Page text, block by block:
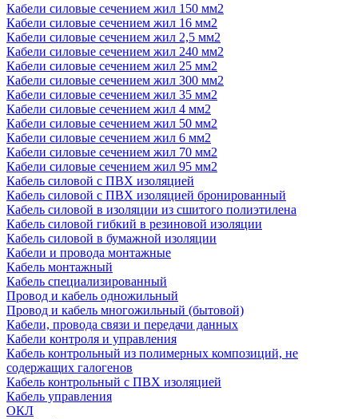
Кабели силовые сечением жил 150 мм2
Кабели силовые сечением жил 16 мм2
Кабели силовые сечением жил 2,5 мм2
Кабели силовые сечением жил 240 мм2
Кабели силовые сечением жил 25 мм2
Кабели силовые сечением жил 300 мм2
Кабели силовые сечением жил 35 мм2
Кабели силовые сечением жил 4 мм2
Кабели силовые сечением жил 50 мм2
Кабели силовые сечением жил 6 мм2
Кабели силовые сечением жил 70 мм2
Кабели силовые сечением жил 95 мм2
Кабель силовой с ПВХ изоляцией
Кабель силовой с ПВХ изоляцией бронированный
Кабель силовой в изоляции из сшитого полиэтилена
Кабель силовой гибкий в резиновой изоляции
Кабель силовой в бумажной изоляции
Кабели и провода монтажные
Кабель монтажный
Кабель специализированный
Провод и кабель одножильный
Провод и кабель многожильный (бытовой)
Кабели, провода связи и передачи данных
Кабели контроля и управления
Кабель контрольный из полимерных композиций, не
содержащих галогенов
Кабель контрольный с ПВХ изоляцией
Кабель управления
ОКЛ